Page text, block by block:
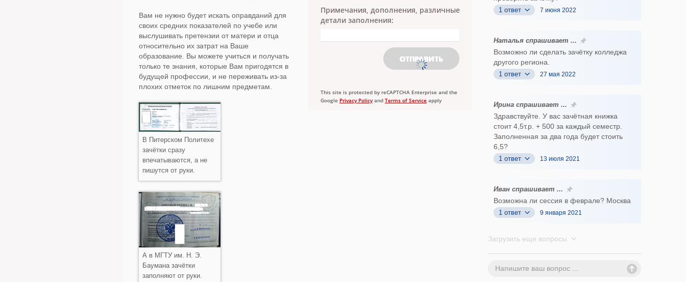
Примечания, дополнения, различные
детали заполнения:
This site is protected by reCAPTCHA Enterprise and the
Google Privacy Policyand Terms of Service apply
Вам не нужно будет искать оправданий для
своих средних показателей по учебе или
выслушивать претензии от матери и отца
относительно их затрат на Ваше
образование. Вы можете учиться и получать
только те знания, которые Вам пригодятся в
будущей профессии, и не переживать из-за
плохих отметок по лишним предметам.
В Питерском Политехе
зачётки сразу
впечатываются, а не
пишутся от руки.
А в МГТУ им. Н. Э.
Баумана зачётки
заполняют от руки.
1 ответ 7 июня 2022
Наталья спрашивает ...
Возможно ли сделать зачётку колледжа
другого региона.
1 ответ 27 мая 2022
Ирина спрашивает ...
Здравствуйте. У вас зачётная книжка
стоит 4,5т.р. + 500 за каждый семестр.
Заполненная за два года будет стоить
6,5?
1 ответ 13 июля 2021
Иван спрашивает ...
Возможна ли сессия в феврале? Москва
1 ответ 9 января 2021
Загрузить еще вопросы